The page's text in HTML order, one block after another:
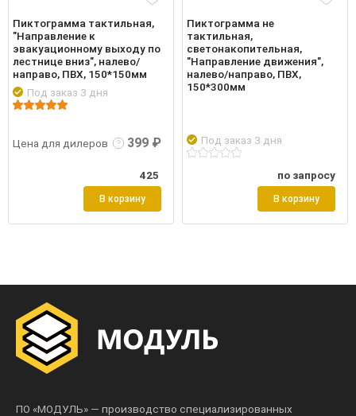
Пиктограмма тактильная,
"Направление к
эвакуационному выходу по
лестнице вниз", налево/
направо, ПВХ, 150*150мм
Под заказ 3 дня
Цена для дилеров 399 ₽
425
В корзину
Пиктограмма не
тактильная,
светонакопительная,
"Направление движения",
налево/направо, ПВХ,
150*300мм
Под заказ 3 дня
по запросу
В корзину
ПО «МОДУЛЬ» — производство специализированных